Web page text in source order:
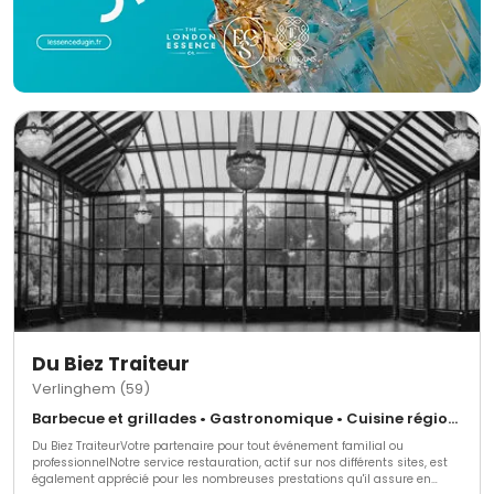
Du Biez Traiteur
Verlinghem (59)
Barbecue et grillades • Gastronomique • Cuisine régionale
Du Biez TraiteurVotre partenaire pour tout événement familial ou
professionnelNotre service restauration, actif sur nos différents sites, est
également apprécié pour les nombreuses prestations qu'il assure en